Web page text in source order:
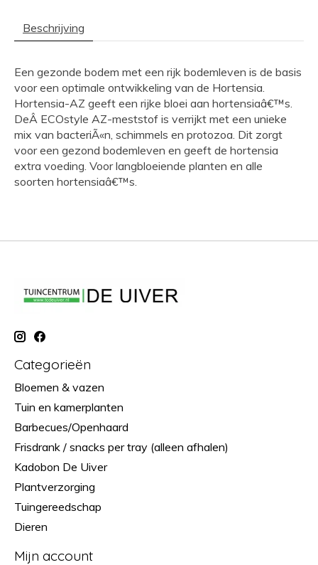
Beschrijving
Een gezonde bodem met een rijk bodemleven is de basis
voor een optimale ontwikkeling van de Hortensia.
Hortensia-AZ geeft een rijke bloei aan hortensiaâ€™s.
DeÂ ECOstyle AZ-meststof is verrijkt met een unieke
mix van bacteriÃ«n, schimmels en protozoa. Dit zorgt
voor een gezond bodemleven en geeft de hortensia
extra voeding. Voor langbloeiende planten en alle
soorten hortensiaâ€™s.
Categorieën
Bloemen & vazen
Tuin en kamerplanten
Barbecues/Openhaard
Frisdrank / snacks per tray (alleen afhalen)
Kadobon De Uiver
Plantverzorging
Tuingereedschap
Dieren
Mijn account